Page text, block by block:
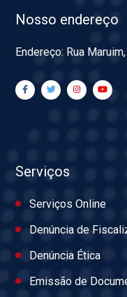
Nosso endereço
Endereço: Rua
Serviços
Serviços Online
Denúncia de
Denúncia Ética
Emissão de